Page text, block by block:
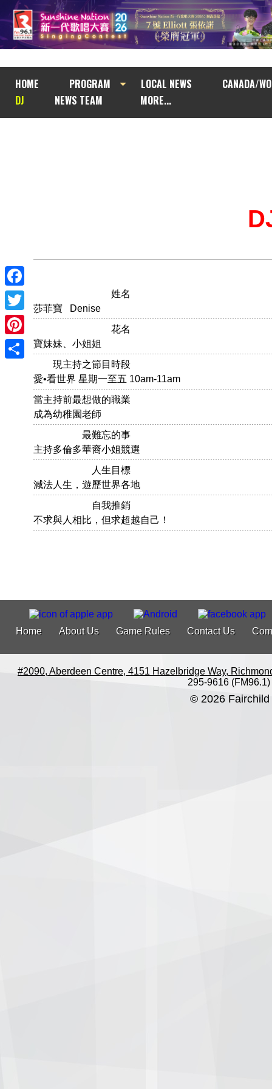
HOME PROGRAM LOCAL NEWS
CANADA/
DJ
NEWS TEAM MORE...
Facebook
Twitter
Pinterest
姓名
莎菲寶 Denise
花名
寶妹妹、小姐姐
現主持之節目時段
愛•看世界 星期一至五 10am-11am
當主持前最想做的職業
成為幼稚園老師
最難忘的事
主持多倫多華裔小姐競選
人生目標
減法人生，遊歷世界各地
自我推銷
不求與人相比，但求超越自己！
Home About Us Game Rules Contact Us
#2090, Aberdeen Centre, 4151 Hazelbridge Way,
295-9616 (FM96.1)
© 2026 Fairchild